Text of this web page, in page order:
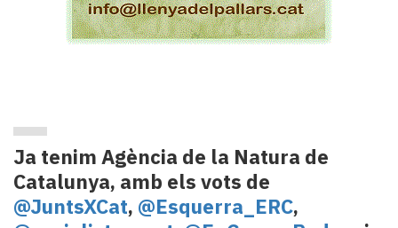
Ja tenim Agència de la Natura de
Catalunya, amb els vots de
@JuntsXCat, @Esquerra_ERC,